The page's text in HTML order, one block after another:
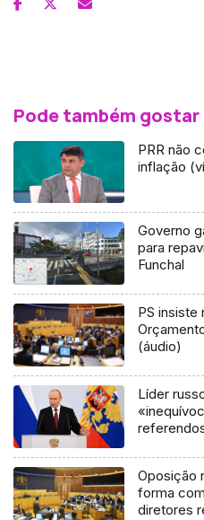
Pode também gostar
PRR não
inflação
Governo
para
Funchal
PS insiste
(áudio)
Líder
Oposição
forma
diretores